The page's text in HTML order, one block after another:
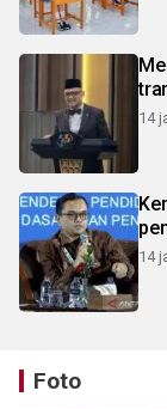
14
14
Foto